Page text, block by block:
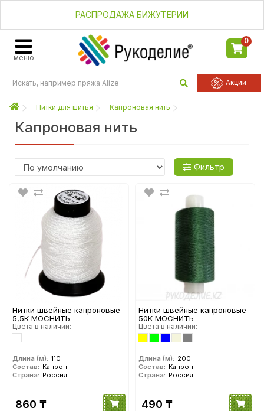
РАСПРОДАЖА БИЖУТЕРИИ
меню
0
Акции
Нитки для шитья Капроновая нить
Капроновая нить
Фильтр
Нитки швейные капроновые
5,5К МОСНИТЬ
Цвета в наличии:
Длина (м): 110
Состав: Капрон
Страна: Россия
860 ₸
Нитки швейные капроновые
50К МОСНИТЬ
Цвета в наличии:
Длина (м): 200
Состав: Капрон
Страна: Россия
490 ₸